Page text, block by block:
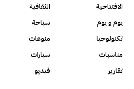
الافتتاحية
الثقافية
يوم و يوم
سياحة
تكنولوجيا
منوعات
مناسبات
سيارات
تقارير
فيديو